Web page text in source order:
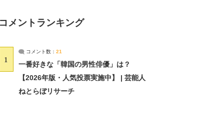
コメントランキング
1
コメント数： 21
一番好きな「韓国の男性俳優」は？
【2026年版・人気投票実施中】 | 芸能人
ねとらぼリサーチ